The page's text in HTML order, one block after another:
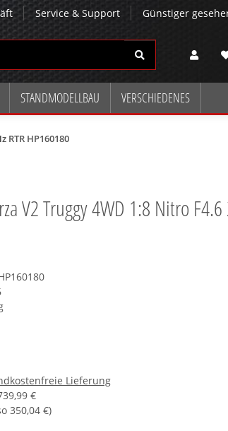
Service & Support Günstiger
STANDMODELLBAU VERSCHIEDENES
RTR HP160180
V2 Truggy 4WD 1:8 Nitro F4.6
Lieferung
€
350,04 €)